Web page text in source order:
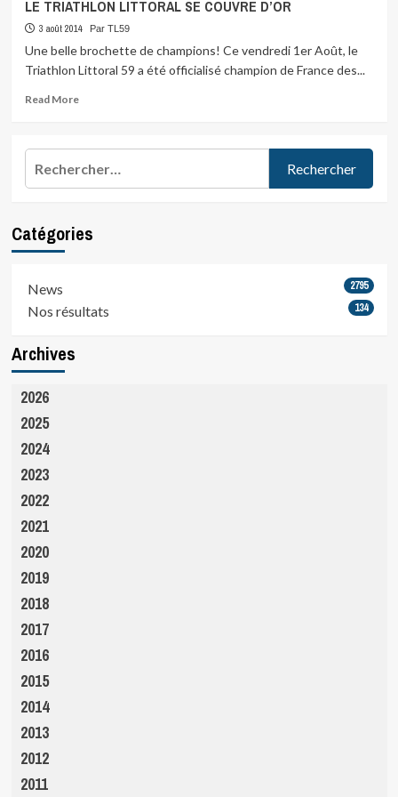
LE TRIATHLON LITTORAL SE COUVRE D’OR
3 août 2014 Par TL59
Une belle brochette de champions! Ce vendredi 1er Août, le
Triathlon Littoral 59 a été officialisé champion de France des...
Read MoreRead
LE
TRIATHLON
D’OR
Catégories
News 2795
Nos résultats 134
Archives
2026
2025
2024
2023
2022
2021
2020
2019
2018
2017
2016
2015
2014
2013
2012
2011